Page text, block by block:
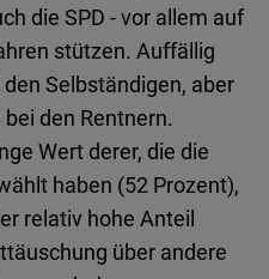
die SPD - vor allem auf
stützen. Auffällig
Selbständigen, aber
den Rentnern.
Wert derer, die die
haben (52 Prozent),
relativ hohe Anteil
über andere